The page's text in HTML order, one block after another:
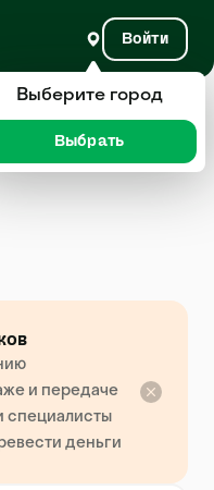
Войти
5 месяцев,
и передаче
специалисты
деньги
Выберите город
Выбрать